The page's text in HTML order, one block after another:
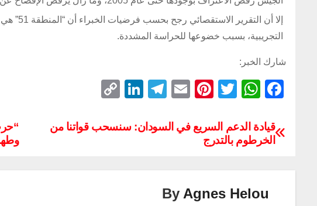
إلا أن
التجريبية، بسبب خضوعها للحراسة المشددة.
شارك الخبر:
F
c
e
o
W
at
s
p
T
tt
er
Pi
er
E
ail
T
e
Li
k
p
قيادة الدعم السريع في السودان: سنسحب قواتنا من
الخرطوم بالتدرج
By Agnes Helou